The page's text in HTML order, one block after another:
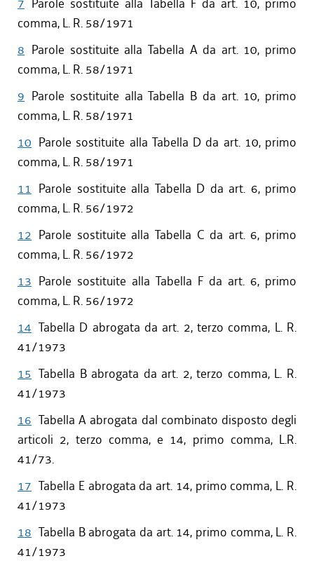
7 Parole sostituite alla Tabella F da art. 10, primo
comma, L. R. 58/1971
8 Parole sostituite alla Tabella A da art. 10, primo
comma, L. R. 58/1971
9 Parole sostituite alla Tabella B da art. 10, primo
comma, L. R. 58/1971
10 Parole sostituite alla Tabella D da art. 10, primo
comma, L. R. 58/1971
11 Parole sostituite alla Tabella D da art. 6, primo
comma, L. R. 56/1972
12 Parole sostituite alla Tabella C da art. 6, primo
comma, L. R. 56/1972
13 Parole sostituite alla Tabella F da art. 6, primo
comma, L. R. 56/1972
14 Tabella D abrogata da art. 2, terzo comma, L. R.
41/1973
15 Tabella B abrogata da art. 2, terzo comma, L. R.
41/1973
16 Tabella A abrogata dal combinato disposto degli
articoli 2, terzo comma, e 14, primo comma, L.R.
41/73.
17 Tabella E abrogata da art. 14, primo comma, L. R.
41/1973
18 Tabella B abrogata da art. 14, primo comma, L. R.
41/1973